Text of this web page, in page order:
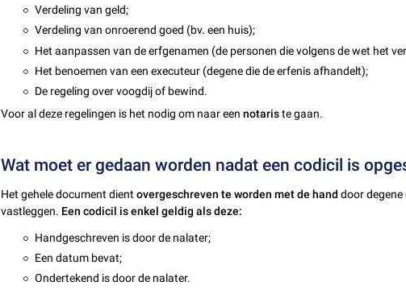
Verdeling van geld;
Verdeling van onroerend goed (bv. een huis);
Het aanpassen van de erfgenamen (de personen die volgens de wet het
Het benoemen van een executeur (degene die de erfenis afhandelt);
De regeling over voogdij of bewind.
Voor al deze regelingen is het nodig om naar eennotariste gaan.
Wat moet er gedaan worden nadat een codicil is
Het gehele document dientovergeschreven te worden met de hand door
vastleggen. Een codicil is enkel geldig als deze:
Handgeschreven is door de nalater;
Een datum bevat;
Ondertekend is door de nalater.